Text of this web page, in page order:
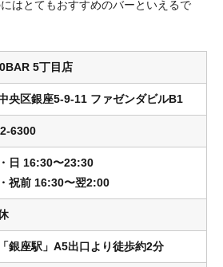
はとてもおすすめのバーといえるで
5丁目店
央区銀座5-9-11 ファゼンダビルB1
6300
日 16:30〜23:30
祝前 16:30〜翌2:00
銀座駅」A5出口より徒歩約2分